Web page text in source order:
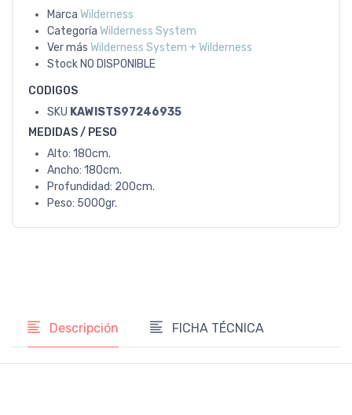
Marca Wilderness
Categoría Wilderness System
Ver más Wilderness System + Wilderness
Stock NO DISPONIBLE
CODIGOS
SKU KAWISTS97246935
MEDIDAS / PESO
Alto: 180cm.
Ancho: 180cm.
Profundidad: 200cm.
Peso: 5000gr.
Descripción FICHA TÉCNICA